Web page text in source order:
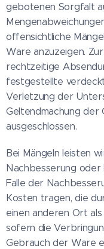
gebotenen Sorgfalt
offensichtliche
Ware anzuzeigen.
rechtzeitige
festgestellte
Verletzung der
Geltendmachung der
ausgeschlossen.
Bei Mängeln leisten
Nachbesserung oder
Falle der
Kosten tragen, die
einen anderen Ort
sofern die
Gebrauch der Ware